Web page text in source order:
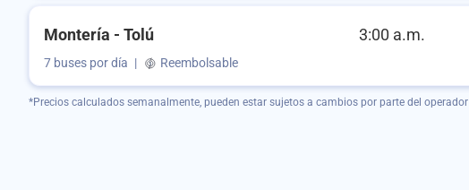
Montería - Tolú 3:00 a.m.
7 buses por día | Reembolsable
*Precios calculados semanalmente, pueden estar sujetos a cambios por parte del operador